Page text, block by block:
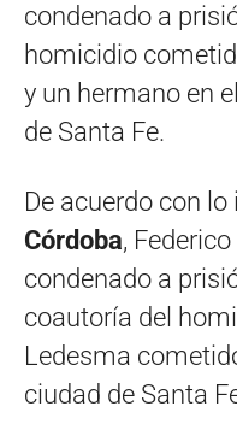
condenado a
homicidio
y un hermano en
de Santa Fe.
De acuerdo con
Córdoba,
condenado a
coautoría del
Ledesma
ciudad de Santa